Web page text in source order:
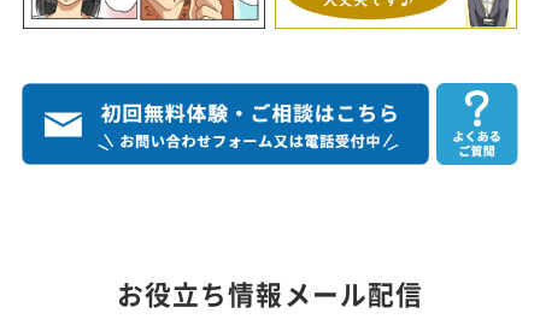
お役立ち情報メール配信